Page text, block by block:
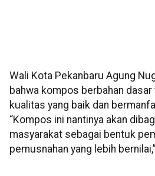
Wali Kota Pekanbaru Agung
bahwa kompos berbahan
kualitas yang baik dan
“Kompos ini nantinya akan
masyarakat sebagai bentuk
pemusnahan yang lebih